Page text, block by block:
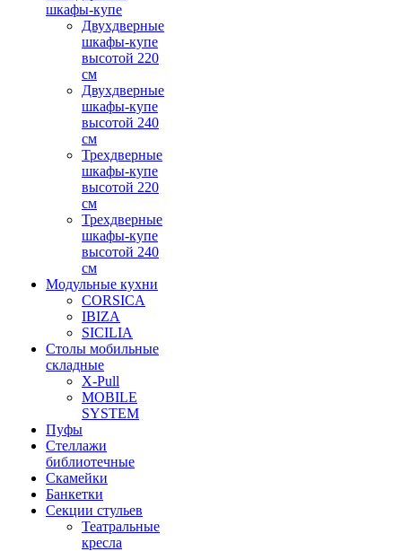
шкафы-купе
Двухдверные
шкафы-купе
высотой 220
см
Двухдверные
шкафы-купе
высотой 240
см
Трехдверные
шкафы-купе
высотой 220
см
Трехдверные
шкафы-купе
высотой 240
см
Модульные кухни
CORSICA
IBIZA
SICILIA
Столы мобильные
складные
X-Pull
MOBILE
SYSTEM
Пуфы
Стеллажи
библиотечные
Скамейки
Банкетки
Секции стульев
Театральные
кресла